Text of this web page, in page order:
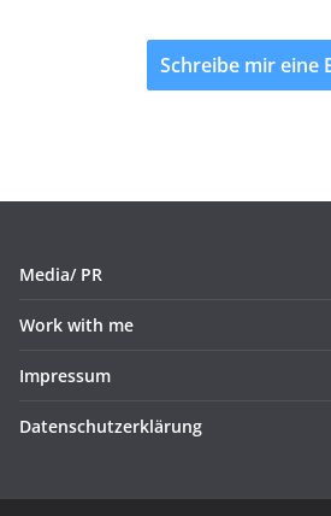
Schreibe mir eine
Media/ PR
Work with me
Impressum
Datenschutzerklärung